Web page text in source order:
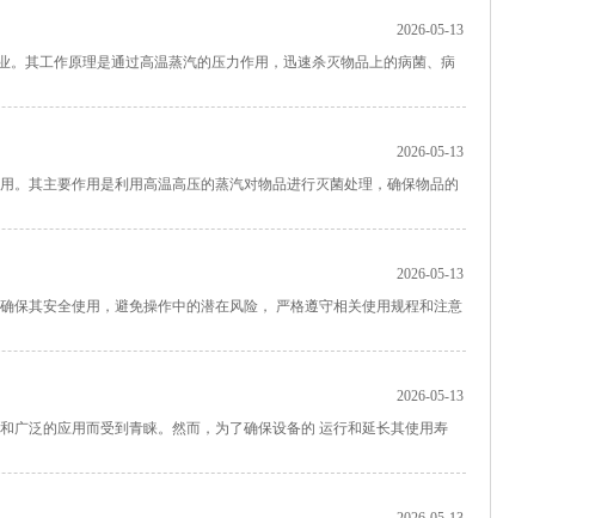
2026-05-13
其工作原理是通过高温蒸汽的压力作用，迅速杀灭物品上的病菌、病
2026-05-13
。其主要作用是利用高温高压的蒸汽对物品进行灭菌处理，确保物品的
2026-05-13
保其安全使用，避免操作中的潜在风险， 严格遵守相关使用规程和注意
2026-05-13
广泛的应用而受到青睐。然而，为了确保设备的 运行和延长其使用寿